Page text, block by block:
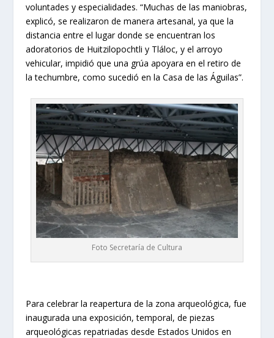
voluntades y especialidades. “Muchas de las maniobras,
explicó, se realizaron de manera artesanal, ya que la
distancia entre el lugar donde se encuentran los
adoratorios de Huitzilopochtli y Tláloc, y el arroyo
vehicular, impidió que una grúa apoyara en el retiro de
la techumbre, como sucedió en la Casa de las Águilas”.
Foto Secretaría de Cultura
Para celebrar la reapertura de la zona arqueológica, fue
inaugurada una exposición, temporal, de piezas
arqueológicas repatriadas desde Estados Unidos en